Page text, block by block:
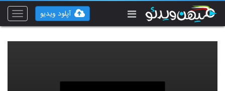
Toggle
آپلود ویدیو